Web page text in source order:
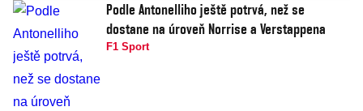
Podle Antonelliho ještě potrvá, než se
dostane na úroveň Norrise a Verstappena
F1 Sport